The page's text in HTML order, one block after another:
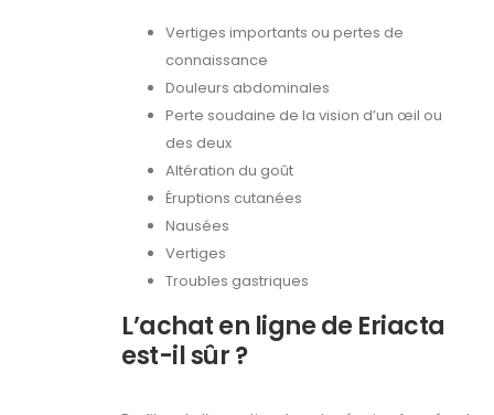
Vertiges importants ou pertes de
connaissance
Douleurs abdominales
Perte soudaine de la vision d’un œil ou
des deux
Altération du goût
Éruptions cutanées
Nausées
Vertiges
Troubles gastriques
L’achat en ligne de Eriacta
est-il sûr ?